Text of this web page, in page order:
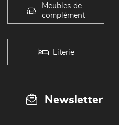
Meubles de
complément
Literie
Newsletter